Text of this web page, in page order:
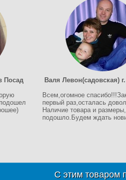
Посад
Валя Левон(садовская)
Всем,огомное
первый раз,осталась
Наличие товара и
подошло.Будем ждать
С этим товаром